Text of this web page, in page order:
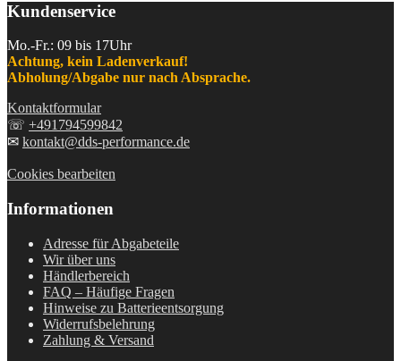
Kundenservice
Mo.-Fr.: 09 bis 17Uhr
Achtung, kein Ladenverkauf!
Abholung/Abgabe nur nach Absprache.
Kontaktformular
☏ +491794599842
✉ kontakt@dds-performance.de
Cookies bearbeiten
Informationen
Adresse für Abgabeteile
Wir über uns
Händlerbereich
FAQ – Häufige Fragen
Hinweise zu Batterieentsorgung
Widerrufsbelehrung
Zahlung & Versand